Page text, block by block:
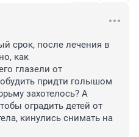
срок, после лечения в
как
глазели от
придти голышом
захотелось? А
оградить детей от
кинулись снимать на